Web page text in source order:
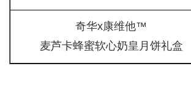
奇华x康维他™
麦芦卡蜂蜜软心奶皇月饼礼盒